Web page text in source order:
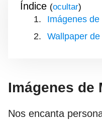
Índice ( )
Imágenes
Wallpaper
Imágenes de
Nos encanta